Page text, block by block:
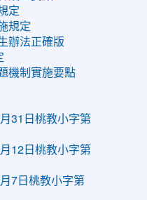
定
規定
辦法正確版
機制實施要點
31日桃教小字第
12日桃教小字第
7日桃教小字第